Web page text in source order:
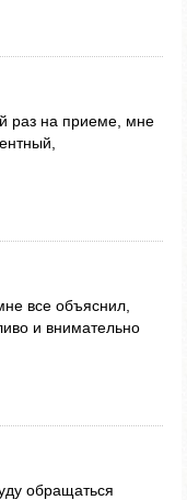
раз на приеме, мне
все объяснил,
и внимательно
обращаться